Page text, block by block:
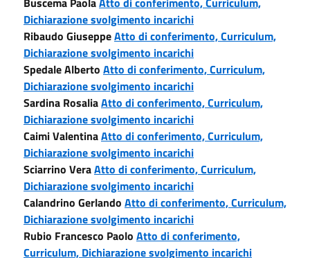
Dichiarazione svolgimento incarichi
Ribaudo GiuseppeAtto di conferimento,Curriculum,
Dichiarazione svolgimento incarichi
Spedale Alberto Atto di conferimento,Curriculum,
Dichiarazione svolgimento incarichi
Sardina RosaliaAtto di conferimento,Curriculum,
Dichiarazione svolgimento incarichi
Caimi ValentinaAtto di conferimento,Curriculum,
Dichiarazione svolgimento incarichi
Sciarrino VeraAtto di conferimento,Curriculum,
Dichiarazione svolgimento incarichi
Calandrino Gerlando Atto di conferimento,Curriculum,
Dichiarazione svolgimento incarichi
Rubio Francesco Paolo Atto di conferimento,
Curriculum, Dichiarazione svolgimento incarichi